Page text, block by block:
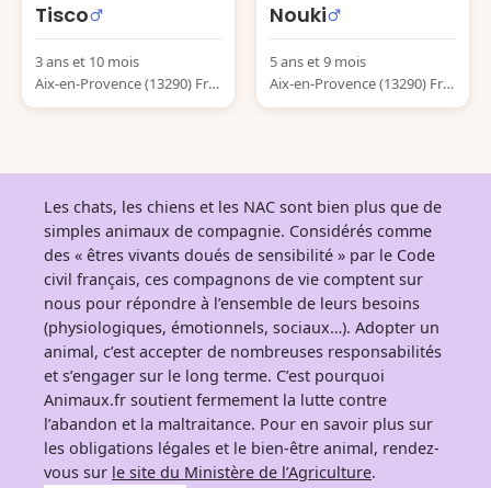
Tisco
3 ans et 10 mois
Aix-en-Provence (13290) Fra
nce
Nouki
5 ans et 9 mois
Aix-en-Provence (13290) Fra
nce
Les chats, les chiens et les NAC sont bien plus que de
simples animaux de compagnie. Considérés comme
des « êtres vivants doués de sensibilité » par le Code
civil français, ces compagnons de vie comptent sur
nous pour répondre à l’ensemble de leurs besoins
(physiologiques, émotionnels, sociaux…). Adopter un
animal, c’est accepter de nombreuses responsabilités
et s’engager sur le long terme. C’est pourquoi
Animaux.fr soutient fermement la lutte contre
l’abandon et la maltraitance. Pour en savoir plus sur
les obligations légales et le bien-être animal, rendez-
vous sur le site du Ministère de l’Agriculture.